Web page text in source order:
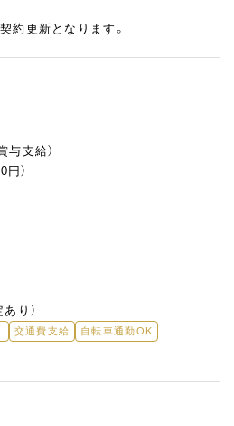
約更新となります。
与支給）
）
り）
交通費支給
自転車通勤OK